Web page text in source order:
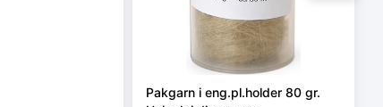
Pakgarn i eng.pl.holder 80 gr.